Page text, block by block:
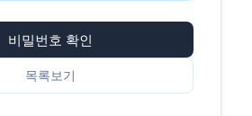
목록보기
비밀번호 확인